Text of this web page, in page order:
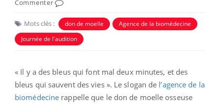
Commenter
Mots clés : don de moelle
Agence de la biomédecine
Journée de l'audition
« Il y a des bleus qui font mal deux minutes, et des
bleus qui sauvent des vies ». Le slogan de l’agence de la
biomédecine rappelle que le don de moelle osseuse